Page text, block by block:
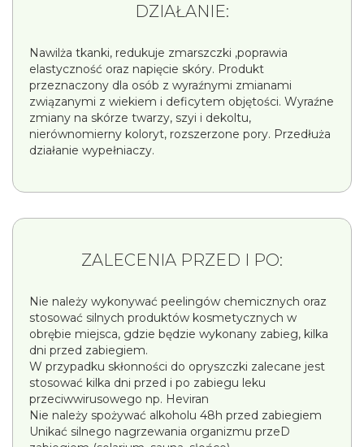
DZIAŁANIE:
Nawilża tkanki, redukuje zmarszczki ,poprawia
elastyczność oraz napięcie skóry. Produkt
przeznaczony dla osób z wyraźnymi zmianami
związanymi z wiekiem i deficytem objętości. Wyraźne
zmiany na skórze twarzy, szyi i dekoltu,
nierównomierny koloryt, rozszerzone pory. Przedłuża
działanie wypełniaczy.
ZALECENIA PRZED I PO:
Nie należy wykonywać peelingów chemicznych oraz
stosować silnych produktów kosmetycznych w
obrębie miejsca, gdzie będzie wykonany zabieg, kilka
dni przed zabiegiem.
W przypadku skłonności do opryszczki zalecane jest
stosować kilka dni przed i po zabiegu leku
przeciwwirusowego np. Heviran
Nie należy spożywać alkoholu 48h przed zabiegiem
Unikać silnego nagrzewania organizmu przeD